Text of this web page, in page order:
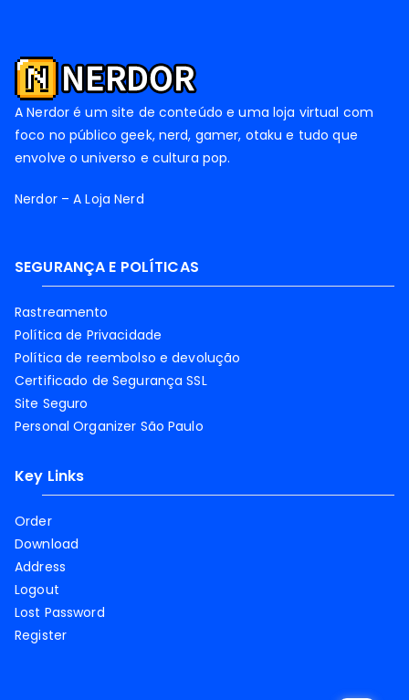
A Nerdor é um site de conteúdo e uma loja virtual com
foco no público geek, nerd, gamer, otaku e tudo que
envolve o universo e cultura pop.
Nerdor – A Loja Nerd
SEGURANÇA E POLÍTICAS
Rastreamento
Política de Privacidade
Política de reembolso e devolução
Certificado de Segurança SSL
Site Seguro
Personal Organizer São Paulo
Key Links
Order
Download
Address
Logout
Lost Password
Register